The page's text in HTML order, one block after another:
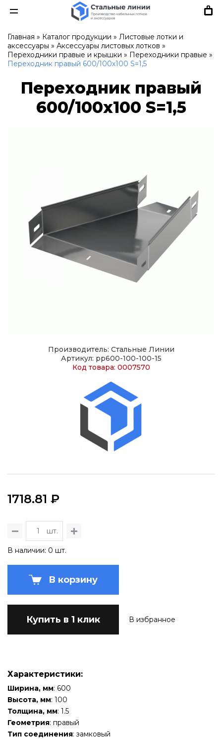
Главная » Каталог продукции » Листовые лотки и
аксессуары » Аксессуары листовых лотков »
Переходники правые и крышки » Переходники правые »
Переходник правый 600/100х100 S=1,5
Переходник правый
600/100х100 S=1,5
Производитель: Стальные Линии
Артикул: pp600-100-100-15
Код товара: 0007570
1718.81 ₽
шт.
В наличии: 0 шт.
В корзину
Купить в 1 клик В избранное
Характеристики:
Ширина, мм: 600
Высота, мм: 100
Толщина, мм: 1.5
Геометрия: правый
Тип соединения: замковый